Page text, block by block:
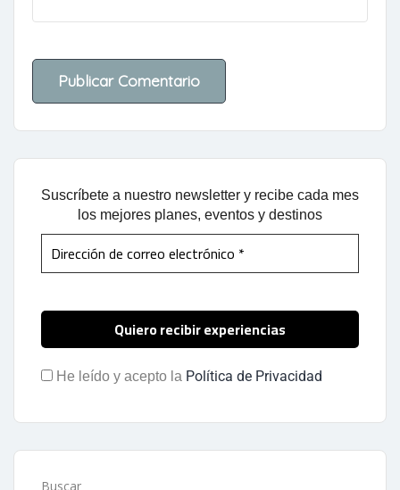
Suscríbete a nuestro newsletter y recibe cada mes
los mejores planes, eventos y destinos
He leído y acepto la Política de Privacidad
Buscar